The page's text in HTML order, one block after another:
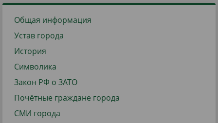
Общая информация
Устав города
История
Символика
Закон РФ о ЗАТО
Почётные граждане города
СМИ города